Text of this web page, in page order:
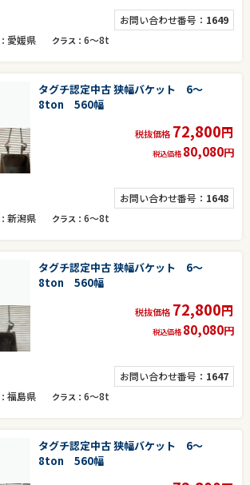
お問い合わせ番号： 1649
愛媛県 クラス 6～8t
タグチ認定中古 狭幅バケット 6～
8ton 560幅
税抜価格 72,800円
税込価格 80,080円
お問い合わせ番号： 1648
新潟県 クラス 6～8t
タグチ認定中古 狭幅バケット 6～
8ton 560幅
税抜価格 72,800円
税込価格 80,080円
お問い合わせ番号： 1647
福島県 クラス 6～8t
タグチ認定中古 狭幅バケット 6～
8ton 560幅